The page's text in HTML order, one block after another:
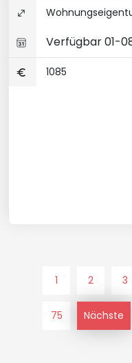
Verfügbar 01-
1085
1 2 3
75 Nächste